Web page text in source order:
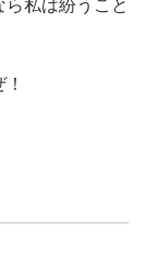
私は紛うこと